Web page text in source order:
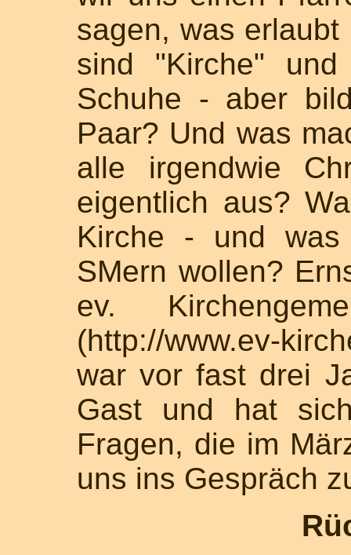
sagen, was
sind "Kirche"
Schuhe - aber
Paar? Und was
alle irgendwie
eigentlich aus?
Kirche - und
SMern wollen?
ev.
(http://www.ev-
war vor fast drei
Gast und hat
Fragen, die im
uns ins Gespräch